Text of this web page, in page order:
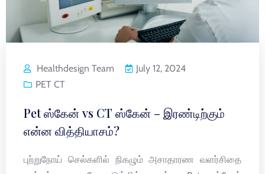
Healthdesign Team
July 12, 2024
PET CT
Pet ஸ்கேன் vs CT ஸ்கேன் – இரண்டிற்கும்
என்ன வித்தியாசம்?
புற்றுநோய் செல்களில் நிகழும் அசாதாரண வளர்சிதை